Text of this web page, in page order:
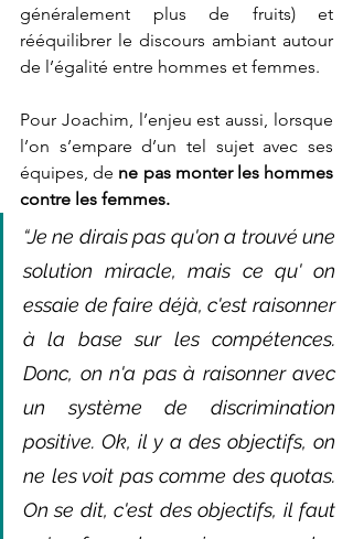
généralement plus de fruits) et
rééquilibrer le discours ambiant autour
de l’égalité entre hommes et femmes.
Pour Joachim, l’enjeu est aussi, lorsque
l’on s’empare d’un tel sujet avec ses
équipes, de ne pas monter les hommes
contre les femmes.
“Je ne dirais pas qu'on a trouvé une
solution miracle, mais ce qu' on
essaie de faire déjà, c'est raisonner
à la base sur les compétences.
Donc, on n'a pas à raisonner avec
un système de discrimination
positive. Ok, il y a des objectifs, on
ne les voit pas comme des quotas.
On se dit, c'est des objectifs, il faut